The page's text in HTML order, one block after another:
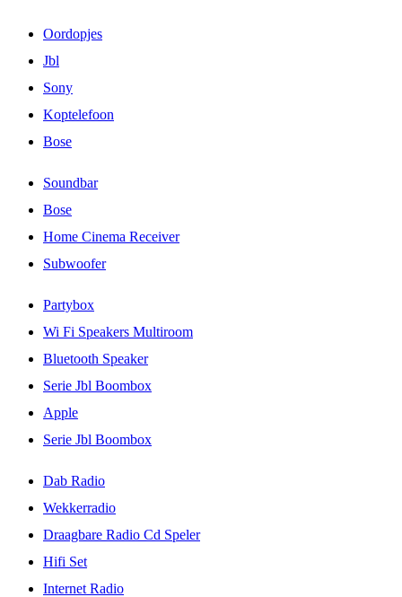
Oordopjes
Jbl
Sony
Koptelefoon
Bose
Soundbar
Bose
Home Cinema Receiver
Subwoofer
Partybox
Wi Fi Speakers Multiroom
Bluetooth Speaker
Serie Jbl Boombox
Apple
Serie Jbl Boombox
Dab Radio
Wekkerradio
Draagbare Radio Cd Speler
Hifi Set
Internet Radio